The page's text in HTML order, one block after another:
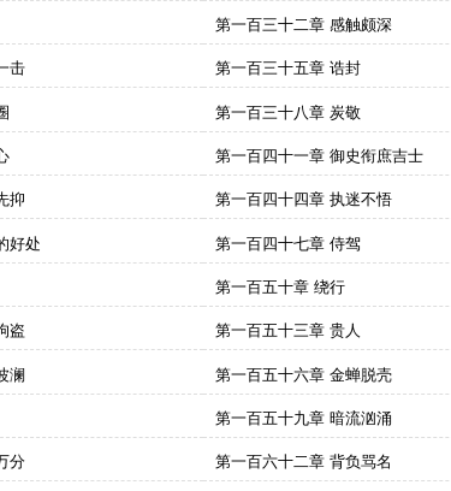
第一百三十二章 感触颇深
击 第一百三十五章 诰封
第一百三十八章 炭敬
第一百四十一章 御史衔庶吉士
抑 第一百四十四章 执迷不悟
好处 第一百四十七章 侍驾
第一百五十章 绕行
盗 第一百五十三章 贵人
澜 第一百五十六章 金蝉脱壳
第一百五十九章 暗流汹涌
分 第一百六十二章 背负骂名